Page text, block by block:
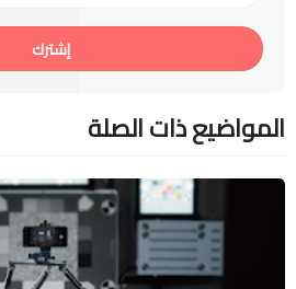
إشترك
المواضيع ذات الصلة